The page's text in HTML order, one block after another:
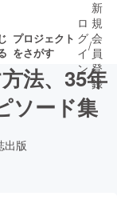
プロジェクト
をさがす
近いプ
ロ
グ
イ
ン
/
新
規
会
員
登
録
法、35年
ソード集
出版